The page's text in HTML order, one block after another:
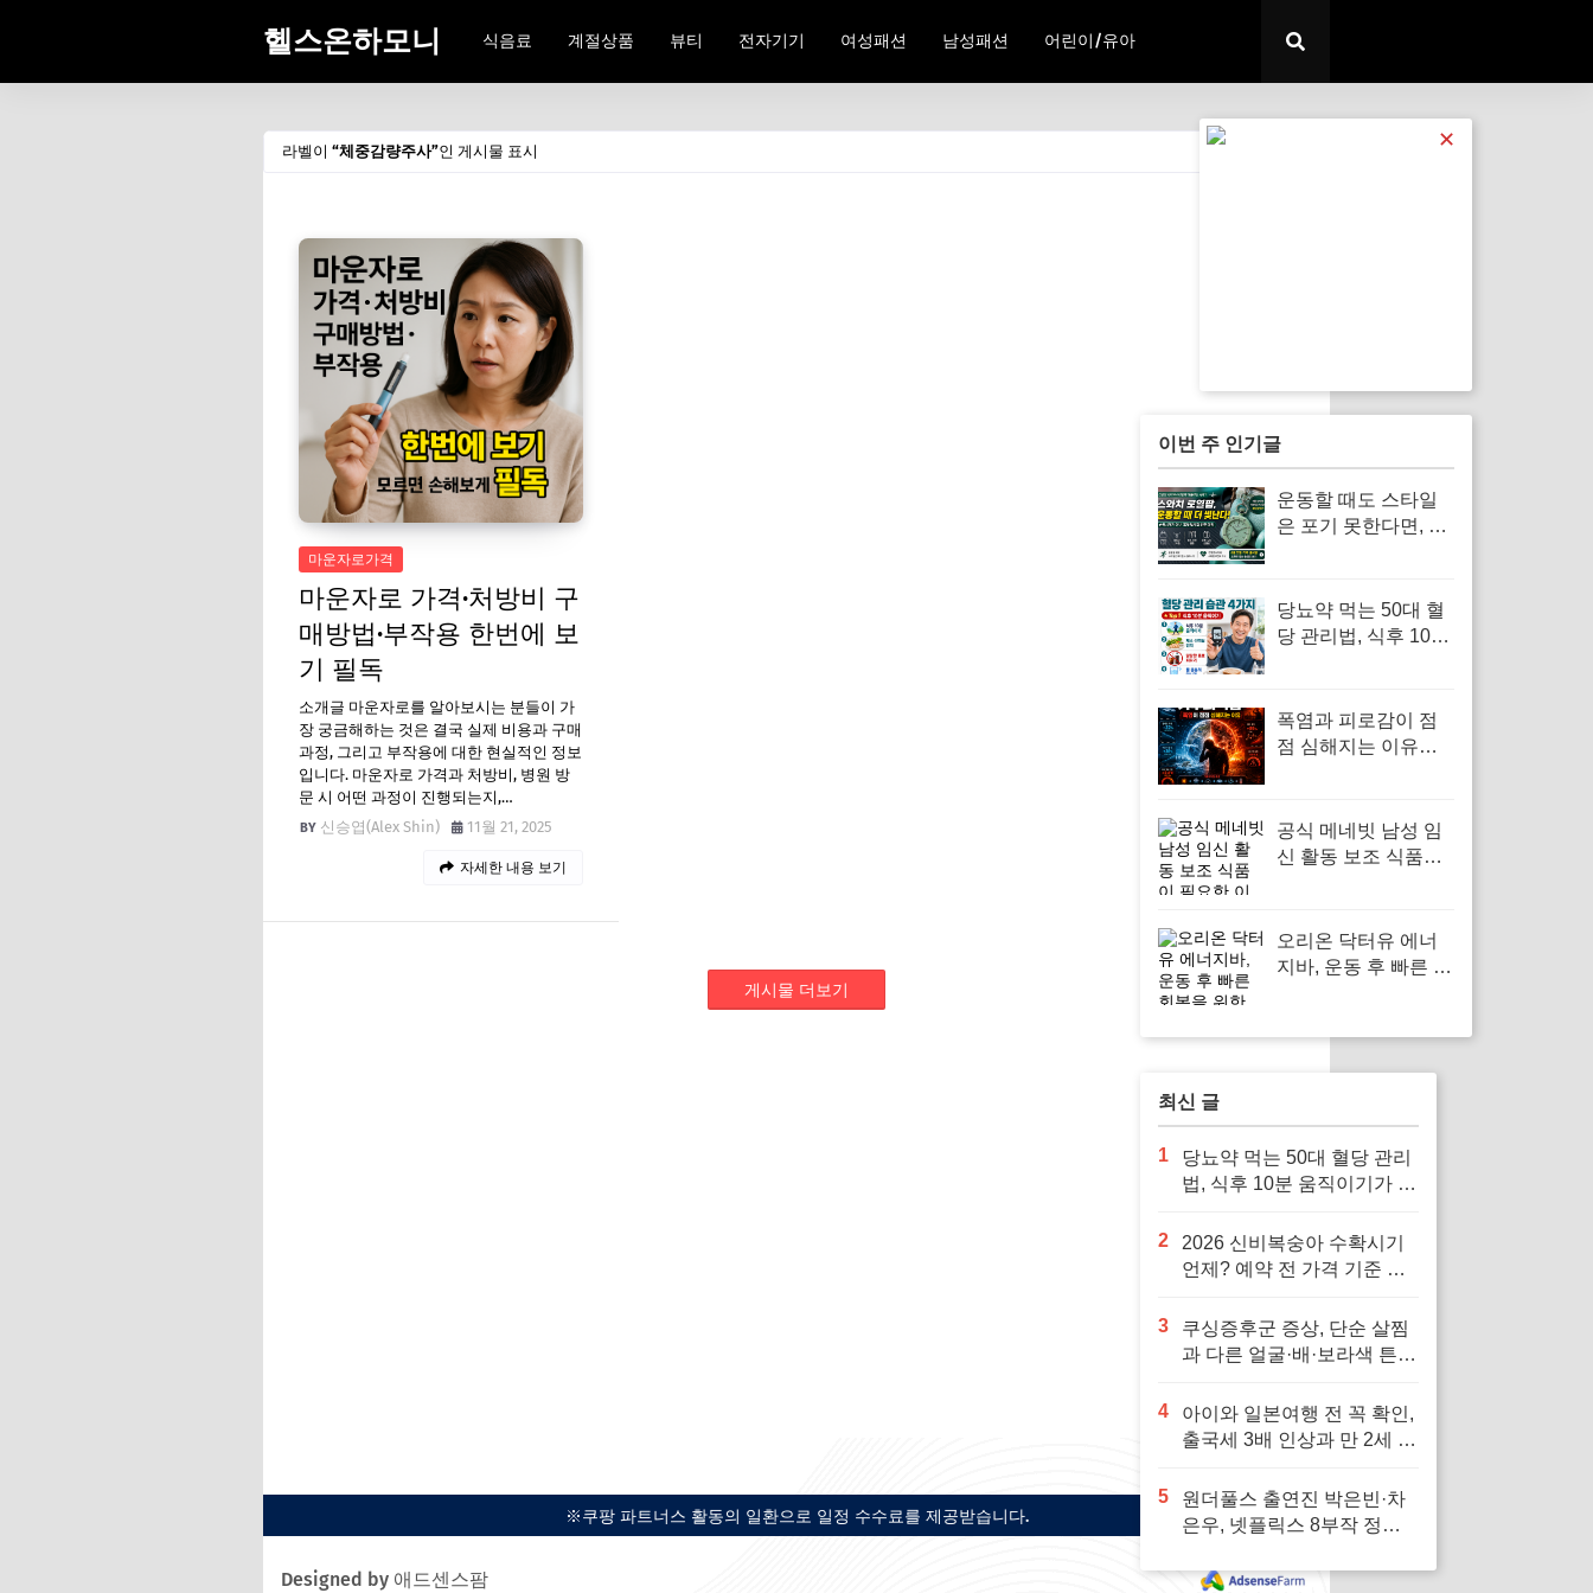
헬스온하모니 식음료 계절상품 뷰티 전자기기 여성패션 남성패션 어린이/유아
라벨이 체중감량주사 인 게시물 표시
마운자로가격
마운자로 가격·처방비 구
매방법·부작용 한번에 보
기 필독
소개글 마운자로를 알아보시는 분들이 가
장 궁금해하는 것은 결국 실제 비용과 구매
과정, 그리고 부작용에 대한 현실적인 정보
입니다. 마운자로 가격과 처방비, 병원 방
문 시 어떤 과정이 진행되는지,…
신승엽(Alex Shin)
11월 21, 2025
자세한 내용 보기
게시물 더보기
※쿠팡 파트너스 활동의 일환으로 일정 수수료를 제공받습니다.
Designed by 애드센스팜
✕
이번 주 인기글
운동할 때도 스타일
은 포기 못한다면, 스
당뇨약 먹는 50대 혈
당 관리법, 식후 10분
폭염과 피로감이 점
점 심해지는 이유…
다
공식 메네빗 남성 임
신 활동 보조 식품이
영양소를 지원하기
때문입니다.
오리온 닥터유 에너
지바, 운동 후 빠른 회
최신 글
1
당뇨약 먹는 50대 혈당 관리
법, 식후 10분 움직이기가 답
2
2026 신비복숭아 수확시기
언제? 예약 전 가격 기준 모
3
쿠싱증후군 증상, 단순 살찜
과 다른 얼굴·배·보라색 튼살
4
아이와 일본여행 전 꼭 확인,
출국세 3배 인상과 만 2세 미
5
원더풀스 출연진 박은빈·차
은우, 넷플릭스 8부작 정보